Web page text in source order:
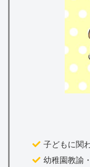
子どもに関
幼稚園教諭